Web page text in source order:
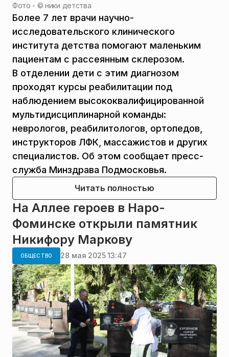
Фото - ©ники детства
Более 7 лет врачи научно-
исследовательского клинического
института детства помогают маленьким
пациентам с рассеянным склерозом.
В отделении дети с этим диагнозом
проходят курсы реабилитации под
наблюдением высококвалифицированной
мультидисциплинарной команды:
неврологов, реабилитологов, ортопедов,
инструкторов ЛФК, массажистов и других
специалистов. Об этом сообщает пресс-
служба Минздрава Подмосковья.
Читать полностью
На Аллее героев в Наро-
Фоминске открыли памятник
Никифору Маркову
ОБЩЕСТВО 28 мая 2025 13:47